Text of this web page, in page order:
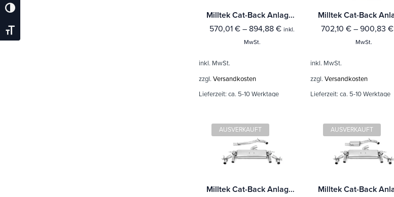
Umschalten Auf Hohe Kontraste
Schrift Vergrößern
Milltek Cat-Back Anlage Volkswagen Up! GTI 1.0TSI 115PS (3 & 5-Türer)
570,01 € – 894,88 € inkl.
MwSt.
inkl. MwSt.
zzgl. Versandkosten
Lieferzeit: ca. 5-10 Werktage
702,10 €– 900,83 €
MwSt.
inkl. MwSt.
zzgl. Versandkosten
Lieferzeit: ca. 5-10 Werktage
AUSVERKAUFT
Milltek Cat-Back Anlage Volkswagen T-Roc R 2.0TSI 300ps (mit OPF/GPF)
AUSVERKAUFT